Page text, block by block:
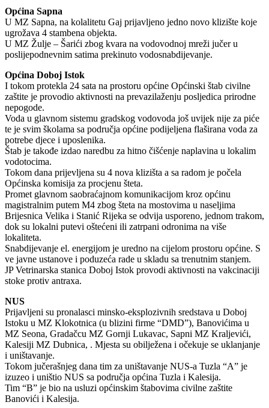
Općina Sapna
U MZ Sapna, na kolalitetu Gaj prijavljeno jedno novo klizište koje
ugrožava 4 stambena objekta.
U MZ Žulje – Šarići zbog kvara na vodovodnoj mreži jučer u
poslijepodnevnim satima prekinuto vodosnabdijevanje.
Općina Doboj Istok
I tokom protekla 24 sata na prostoru općine Općinski štab civilne
zaštite je provodio aktivnosti na prevazilaženju posljedica prirodne
nepogode.
Voda u glavnom sistemu gradskog vodovoda još uvijek nije za piće
te je svim školama sa područja općine podijeljena flaširana voda za
potrebe djece i uposlenika.
Štab je takođe izdao naredbu za hitno čišćenje naplavina u lokalim
vodotocima.
Tokom dana prijevljena su 4 nova klizišta a sa radom je počela
Općinska komisija za procjenu šteta.
Promet glavnom saobraćajnom komunikacijom kroz općinu
magistralnim putem M4 zbog šteta na mostovima u naseljima
Brijesnica Velika i Stanić Rijeka se odvija usporeno, jednom trakom,
dok su lokalni putevi oštećeni ili zatrpani odronima na više
lokaliteta.
Snabdijevanje el. energijom je uredno na cijelom prostoru općine. S
ve javne ustanove i poduzeća rade u skladu sa trenutnim stanjem.
JP Vetrinarska stanica Doboj Istok provodi aktivnosti na vakcinaciji
stoke protiv antraxa.
NUS
Prijavljeni su pronalasci minsko-eksplozivnih sredstava u Doboj
Istoku u MZ Klokotnica (u blizini firme “DMD”), Banovićima u
MZ Seona, Gradačcu MZ Gornji Lukavac, Sapni MZ Kraljevići,
Kalesiji MZ Dubnica, . Mjesta su obilježena i očekuje se uklanjanje
i uništavanje.
Tokom jučerašnjeg dana tim za uništavanje NUS-a Tuzla “A” je
izuzeo i uništio NUS sa područja općina Tuzla i Kalesija.
Tim “B” je bio na usluzi općinskim štabovima civilne zaštite
Banovići i Kalesija.